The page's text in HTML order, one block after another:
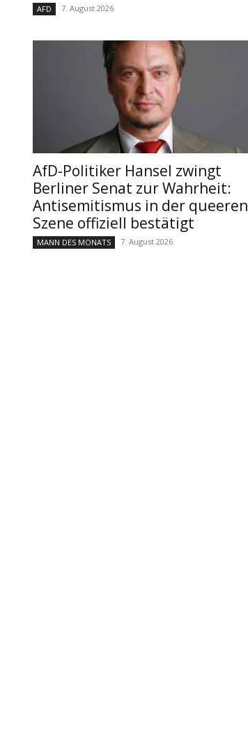
AFD 7. August 2026
AfD-Politiker Hansel zwingt
Berliner Senat zur Wahrheit:
Antisemitismus in der queeren
Szene offiziell bestätigt
MANN DES MONATS 7. August 2026